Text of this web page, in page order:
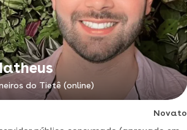
do Tietê (online)
Novato